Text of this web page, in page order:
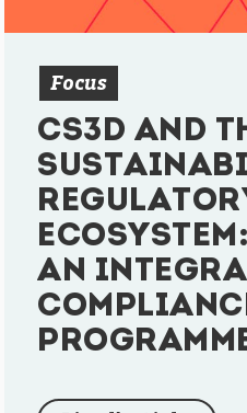
Focus
CS3D AND
AN